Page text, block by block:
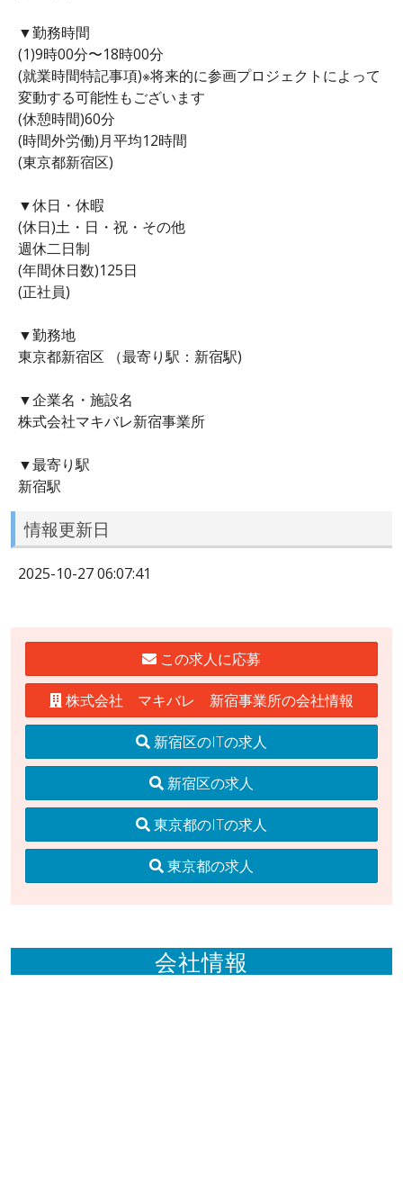
▼勤務時間
(1)9時00分〜18時00分
(就業時間特記事項)※将来的に参画プロジェクトによって
変動する可能性もございます
(休憩時間)60分
(時間外労働)月平均12時間
(東京都新宿区)
▼休日・休暇
(休日)土・日・祝・その他
週休二日制
(年間休日数)125日
(正社員)
▼勤務地
東京都新宿区 （最寄り駅：新宿駅)
▼企業名・施設名
株式会社マキバレ新宿事業所
▼最寄り駅
新宿駅
情報更新日
2025-10-27 06:07:41
この求人に応募
株式会社 マキバレ 新宿事業所の会社情報
新宿区のITの求人
新宿区の求人
東京都のITの求人
東京都の求人
会社情報